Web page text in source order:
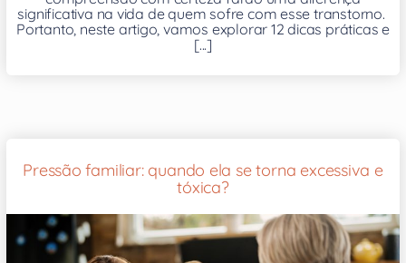
significativa na vida de quem sofre com esse transtorno.
Portanto, neste artigo, vamos explorar 12 dicas práticas e
[...]
Pressão familiar: quando ela se torna excessiva e
tóxica?